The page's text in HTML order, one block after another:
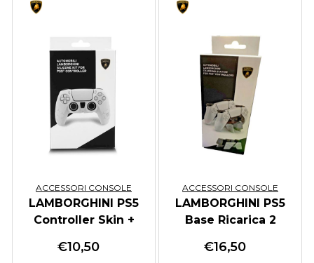
ACCESSORI CONSOLE
LAMBORGHINI PS5
Controller Skin +
€10,50
ACCESSORI CONSOLE
LAMBORGHINI PS5
Base Ricarica 2
€16,50